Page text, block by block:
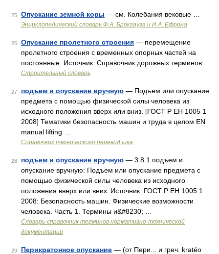
25 Опускание земной коры — см. Колебания вековые …
Энциклопедический словарь Ф.А. Брокгауза и И.А. Ефрона
26 Опускание пролетного строения — перемещение
пролетного строения с временных опорных частей на
постоянные. Источник: Справочник дорожных терминов …
Строительный словарь
27 подъем и опускание вручную — Подъем или опускание
предмета с помощью физической силы человека из
исходного положения вверх или вниз. [ГОСТ Р ЕН 1005 1
2008] Тематики безопасность машин и труда в целом EN
manual lifting …
Справочник технического переводчика
28 подъем и опускание вручную — 3.8.1 подъем и
опускание вручную: Подъем или опускание предмета с
помощью физической силы человека из исходного
положения вверх или вниз. Источник: ГОСТ Р ЕН 1005 1
2008: Безопасность машин. Физические возможности
человека. Часть 1. Термины и&#8230; …
Словарь-справочник терминов нормативно-технической
документации
29 Перикратонное опускание — (от Пери... и греч. kratéo